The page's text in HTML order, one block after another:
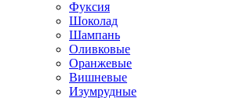
Фуксия
Шоколад
Шампань
Оливковые
Оранжевые
Вишневые
Изумрудные